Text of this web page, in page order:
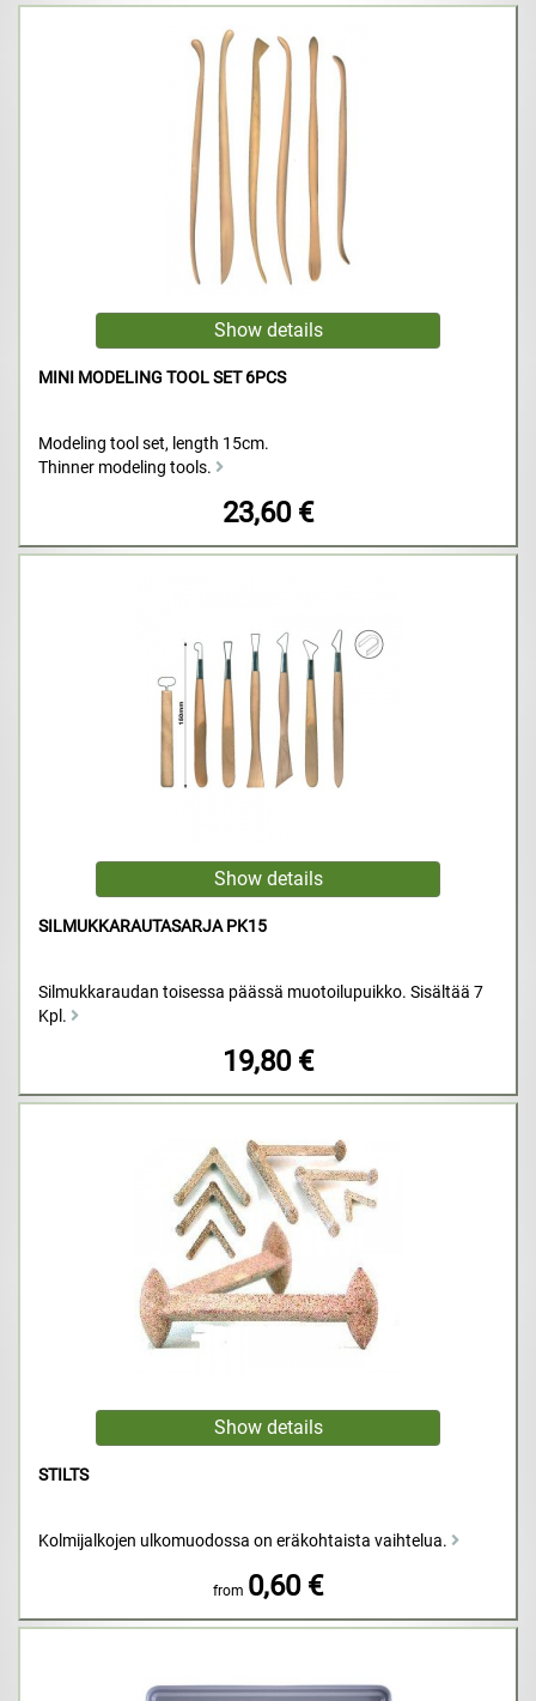
MINI MODELING TOOL SET 6PCS
Modeling tool set, length 15cm.
Thinner modeling tools.
23,60 €
SILMUKKARAUTASARJA PK15
Silmukkaraudan toisessa päässä muotoilupuikko. Sisältää 7
Kpl.
19,80 €
STILTS
Kolmijalkojen ulkomuodossa on eräkohtaista vaihtelua.
from 0,60 €